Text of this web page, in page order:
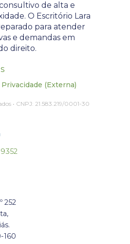
de alta e
O Escritório Lara
para atender
e demandas em
direito.
(Externa)
• CNPJ: 21.583.219/0001-30
252
160